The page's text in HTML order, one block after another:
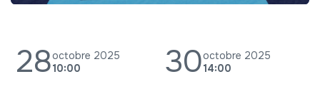
28octobre 2025
10:00
30octobre 2025
14:00